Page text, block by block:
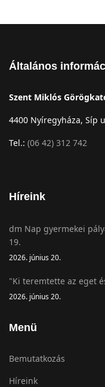
Általános
Szent Miklós
4400 Nyíregyháza, Síp
Tel.: (06 42) 312 742
Híreink
dm Nap gyermekei
19.
2026. június 20.
"Ki teremtette az eget
2026. június 20.
Menü
Bemutatkozás
Híreink